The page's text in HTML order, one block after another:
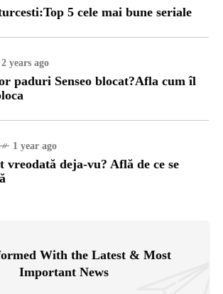
5 cele mai bune seriale
2 years ago
paduri Senseo blocat?Afla cum îl
1 year ago
vreodată deja-vu? Află de ce se
With the Latest & Most
Important News